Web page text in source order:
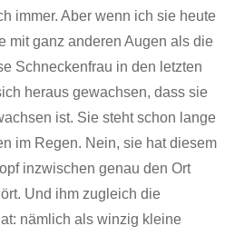
immer. Aber wenn ich sie heute
mit ganz anderen Augen als die
Schneckenfrau in den letzten
heraus gewachsen, dass sie
ist. Sie steht schon lange
im Regen. Nein, sie hat diesem
inzwischen genau den Ort
Und ihm zugleich die
nämlich als winzig kleine